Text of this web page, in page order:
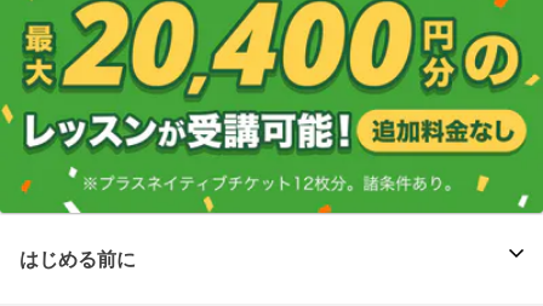
はじめる前に